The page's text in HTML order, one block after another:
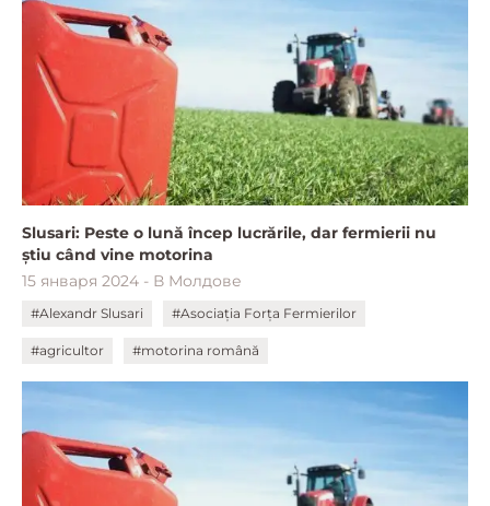
Slusari: Peste o lună încep lucrările, dar fermierii nu
știu când vine motorina
15 января 2024 - В Молдове
#Alexandr Slusari #Asociația Forța Fermierilor
#agricultor #motorina română